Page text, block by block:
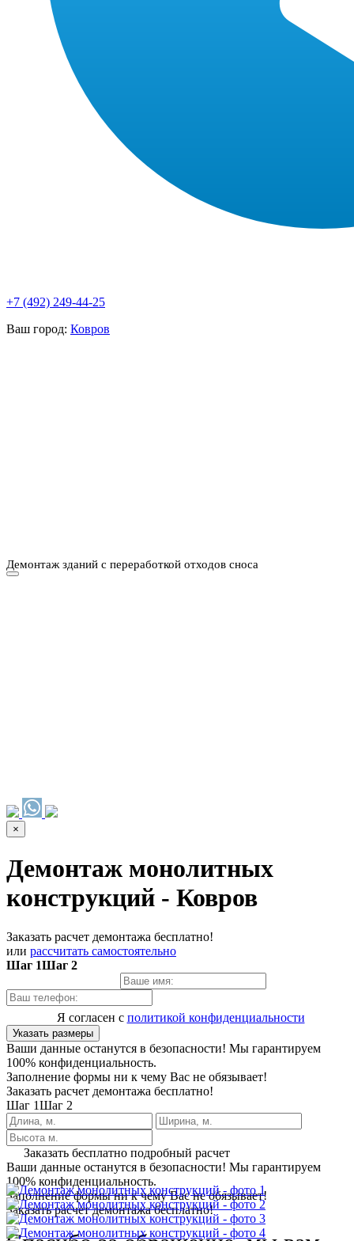
+7 (492) 249-44-25
Ваш город: Ковров
Демонтаж зданий с переработкой отходов сноса
×
Демонтаж монолитных
конструкций - Ковров
Заказать расчет демонтажа бесплатно!
или рассчитать самостоятельно
Шаг 1Шаг 2
Я согласен с политикой конфиденциальности
Указать размеры
Ваши данные останутся в безопасности! Мы гарантируем
100% конфиденциальность.
Заполнение формы ни к чему Вас не обязывает!
Заказать расчет демонтажа бесплатно!
Шаг 1Шаг 2
Заказать бесплатно подробный расчет
Ваши данные останутся в безопасности! Мы гарантируем
100% конфиденциальность.
Заполнение формы ни к чему Вас не обязывает!
Заказать расчет демонтажа бесплатно!